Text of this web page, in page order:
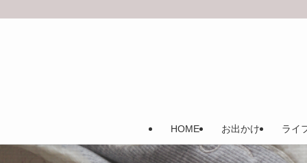
HOME お出かけ ライ